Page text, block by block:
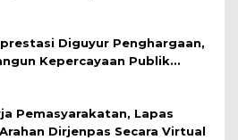
Diguyur Penghargaan,
Kepercayaan Publik
Pemasyarakatan, Lapas
Dirjenpas Secara Virtual